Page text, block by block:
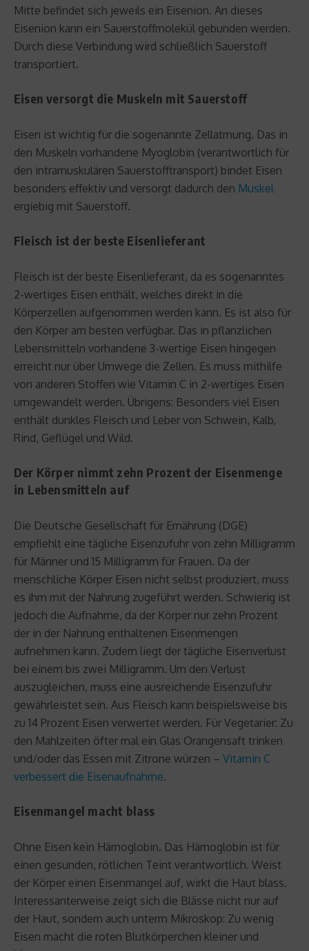
Mitte befindet sich jeweils ein Eisenion. An dieses
Eisenion kann ein Sauerstoffmolekül gebunden werden.
Durch diese Verbindung wird schließlich Sauerstoff
transportiert.
Eisen versorgt die Muskeln mit Sauerstoff
Eisen ist wichtig für die sogenannte Zellatmung. Das in
den Muskeln vorhandene Myoglobin (verantwortlich für
den intramuskulären Sauerstofftransport) bindet Eisen
besonders effektiv und versorgt dadurch den Muskel
ergiebig mit Sauerstoff.
Fleisch ist der beste Eisenlieferant
Fleisch ist der beste Eisenlieferant, da es sogenanntes
2-wertiges Eisen enthält, welches direkt in die
Körperzellen aufgenommen werden kann. Es ist also für
den Körper am besten verfügbar. Das in pflanzlichen
Lebensmitteln vorhandene 3-wertige Eisen hingegen
erreicht nur über Umwege die Zellen. Es muss mithilfe
von anderen Stoffen wie Vitamin C in 2-wertiges Eisen
umgewandelt werden. Übrigens: Besonders viel Eisen
enthält dunkles Fleisch und Leber von Schwein, Kalb,
Rind, Geflügel und Wild.
Der Körper nimmt zehn Prozent der Eisenmenge
in Lebensmitteln auf
Die Deutsche Gesellschaft für Ernährung (DGE)
empfiehlt eine tägliche Eisenzufuhr von zehn Milligramm
für Männer und 15 Milligramm für Frauen. Da der
menschliche Körper Eisen nicht selbst produziert, muss
es ihm mit der Nahrung zugeführt werden. Schwierig ist
jedoch die Aufnahme, da der Körper nur zehn Prozent
der in der Nahrung enthaltenen Eisenmengen
aufnehmen kann. Zudem liegt der tägliche Eisenverlust
bei einem bis zwei Milligramm. Um den Verlust
auszugleichen, muss eine ausreichende Eisenzufuhr
gewährleistet sein. Aus Fleisch kann beispielsweise bis
zu 14 Prozent Eisen verwertet werden. Für Vegetarier: Zu
den Mahlzeiten öfter mal ein Glas Orangensaft trinken
und/oder das Essen mit Zitrone würzen – Vitamin C
verbessert die Eisenaufnahme.
Eisenmangel macht blass
Ohne Eisen kein Hämoglobin. Das Hämoglobin ist für
einen gesunden, rötlichen Teint verantwortlich. Weist
der Körper einen Eisenmangel auf, wirkt die Haut blass.
Interessanterweise zeigt sich die Blässe nicht nur auf
der Haut, sondern auch unterm Mikroskop: Zu wenig
Eisen macht die roten Blutkörperchen kleiner und